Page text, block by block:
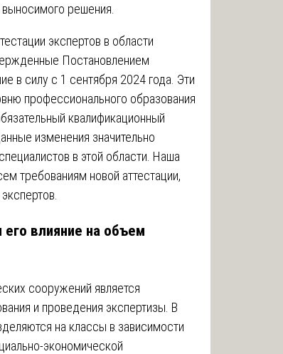
решения.
экспертов в области
Постановлением
в силу с 1 сентября 2024 года. Эти
профессионального образования
квалификационный
изменения значительно
в этой области. Наша
требованиям новой аттестации,
влияние на объем
сооружений является
и проведения экспертизы. В
на классы в зависимости
экономической